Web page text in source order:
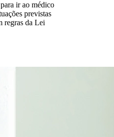
ir ao médico
previstas
regras da Lei